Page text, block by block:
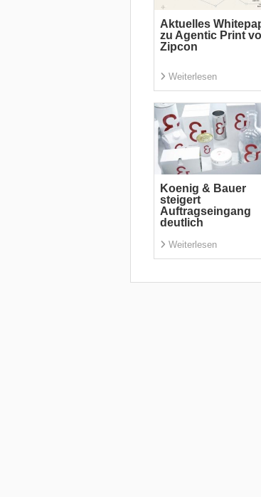
Aktuelles
zu Agentic Print
Zipcon
Weiterlesen
Koenig & Bauer
steigert
Auftragseingang
deutlich
Weiterlesen